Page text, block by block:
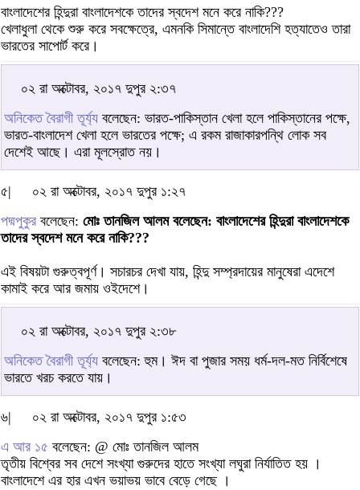
বাংলাদেশের হিন্দুরা বাংলাদেশকে তাদের স্বদেশ মনে করে নাকি???
খেলাধুলা থেকে শুরু করে সবক্ষেত্রে, এমনকি সিমান্তে বাংলাদেশি হত্যাতেও তারা
ভারতের সাপোর্ট করে।
০২ রা অক্টোবর, ২০১৭ দুপুর ২:৩৭
অনিকেত বৈরাগী তূর্য্য বলেছেন: ভারত-পাকিস্তান খেলা হলে পাকিস্তানের পক্ষে,
ভারত-বাংলাদেশ খেলা হলে ভারতের পক্ষে; এ রকম রাজাকারপন্থি লোক সব
দেশেই আছে। এরা মূলস্রোত নয়।
৫|
০২ রা অক্টোবর, ২০১৭ দুপুর ১:২৭
পদ্মপুকুর বলেছেন: মোঃ তানজিল আলম বলেছেন: বাংলাদেশের হিন্দুরা বাংলাদেশকে
তাদের স্বদেশ মনে করে নাকি???
এই বিষয়টা গুরুত্বপূর্ণ। সচারচর দেখা যায়, হিন্দু সম্প্রদায়ের মানুষেরা এদেশে
কামাই করে আর জমায় ওইদেশে।
০২ রা অক্টোবর, ২০১৭ দুপুর ২:৩৮
অনিকেত বৈরাগী তূর্য্য বলেছেন: হুম। ঈদ বা পুজার সময় ধর্ম-দল-মত নির্বিশেষে
ভারতে খরচ করতে যায়।
৬|
০২ রা অক্টোবর, ২০১৭ দুপুর ১:৫৩
এ আর ১৫ বলেছেন: @ মোঃ তানজিল আলম
তৃতীয় বিশ্বের সব দেশে সংখ্যা গুরুদের হাতে সংখ্যা লঘুরা নির্যাতিত হয় ।
বাংলাদেশে এর হার এখন ভয়াভয় ভাবে বেড়ে গেছে ।